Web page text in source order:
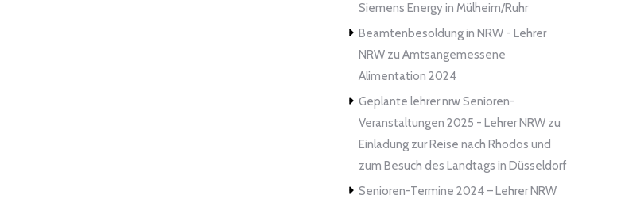
Siemens Energy in Mülheim/Ruhr
Beamtenbesoldung in NRW - Lehrer
NRW zu Amtsangemessene
Alimentation 2024
Geplante lehrer nrw Senioren-
Veranstaltungen 2025 - Lehrer NRW zu
Einladung zur Reise nach Rhodos und
zum Besuch des Landtags in Düsseldorf
Senioren-Termine 2024 – Lehrer NRW